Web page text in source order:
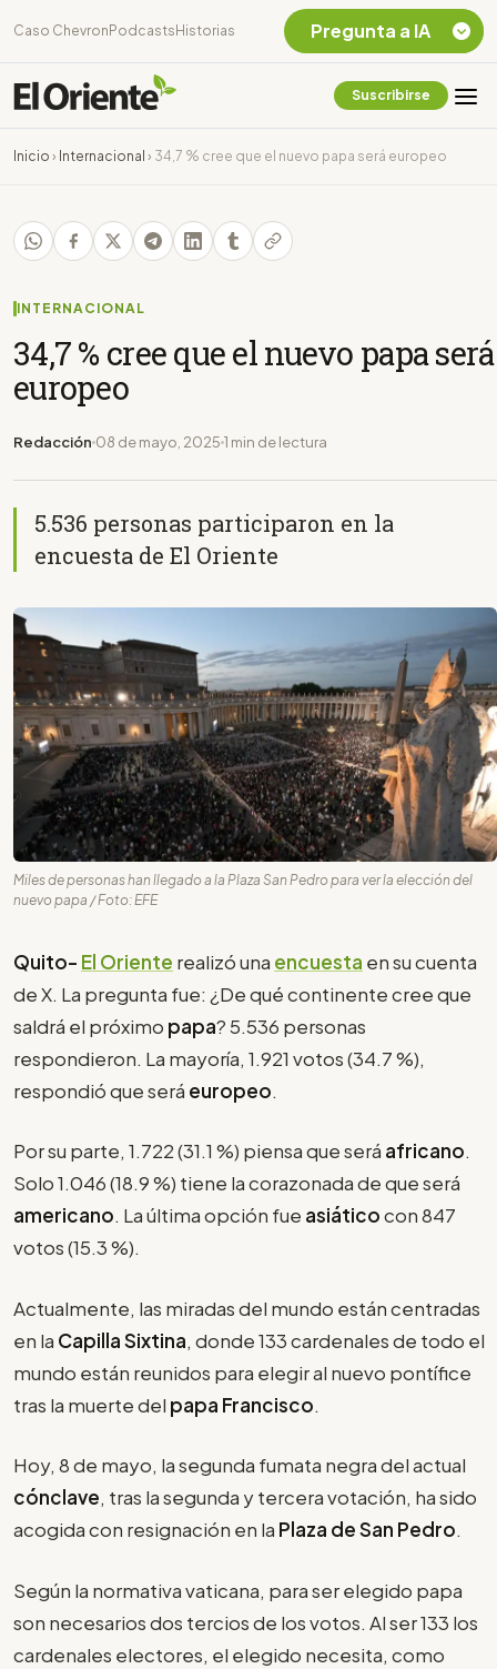
Caso Chevron Podcasts Historias
Suscribirse
Inicio › Internacional › 34,7 % cree que el nuevo papa será europeo
INTERNACIONAL
34,7 % cree que el nuevo papa será
europeo
Redacción 08 de mayo, 2025 1 min de lectura
5.536 personas participaron en la
encuesta de El Oriente
Miles de personas han llegado a la Plaza San Pedro para ver la elección del
nuevo papa / Foto: EFE
Quito- El Oriente realizó una encuesta en su cuenta
de X. La pregunta fue: ¿De qué continente cree que
saldrá el próximo papa? 5.536 personas
respondieron. La mayoría, 1.921 votos (34.7 %),
respondió que será europeo.
Por su parte, 1.722 (31.1 %) piensa que será africano.
Solo 1.046 (18.9 %) tiene la corazonada de que será
americano. La última opción fue asiáticocon 847
votos (15.3 %).
Actualmente, las miradas del mundo están centradas
en la Capilla Sixtina, donde 133 cardenales de todo el
mundo están reunidos para elegir al nuevo pontífice
tras la muerte del papa Francisco.
Hoy, 8 de mayo, la segunda fumata negra del actual
cónclave, tras la segunda y tercera votación, ha sido
acogida con resignación en la Plaza de San Pedro.
Según la normativa vaticana, para ser elegido papa
son necesarios dos tercios de los votos. Al ser 133 los
cardenales electores, el elegido necesita, como
Pregunta a IA
Chevron Ecuador